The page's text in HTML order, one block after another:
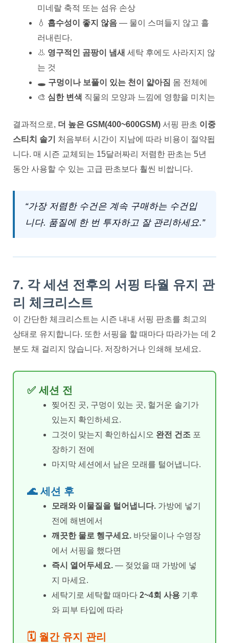
미네랄 축적 또는 섬유 손상
💧 흡수성이 좋지 않음 — 물이 스며들지 않고 흘
러내린다.
👃 영구적인 곰팡이 냄새 세탁 후에도 사라지지 않
는 것
🕳️ 구멍이나 보풀이 있는 천이 얇아짐 몸 전체에
🎨 심한 변색 직물의 모양과 느낌에 영향을 미치는
결과적으로, 더 높은 GSM(400~600GSM) 서핑 판초 이중
스티치 솔기
처음부터 시간이 지남에 따라 비용이 절약됩
니다. 매 시즌 교체되는 15달러짜리 저렴한 판초는 5년
동안 사용할 수 있는 고급 판초보다 훨씬 비쌉니다.
“가장 저렴한 수건은 계속 구매하는 수건입
니다. 품질에 한 번 투자하고 잘 관리하세요.”
7. 각 세션 전후의 서핑 타월 유지 관
리 체크리스트
이 간단한 체크리스트는 시즌 내내 서핑 판초를 최고의
상태로 유지합니다. 또한 서핑을 할 때마다 따라가는 데 2
분도 채 걸리지 않습니다. 저장하거나 인쇄해 보세요.
✅ 세션 전
찢어진 곳, 구멍이 있는 곳, 헐거운 솔기가
있는지 확인하세요.
그것이 맞는지 확인하십시오 완전 건조 포
장하기 전에
마지막 세션에서 남은 모래를 털어냅니다.
🌊 세션 후
모래와 이물질을 털어냅니다. 가방에 넣기
전에 해변에서
깨끗한 물로 헹구세요. 바닷물이나 수영장
에서 서핑을 했다면
즉시 열어두세요. — 젖었을 때 가방에 넣
지 마세요.
세탁기로 세탁할 때마다 2~4회 사용 기후
와 피부 타입에 따라
🗓️ 월간 유지 관리